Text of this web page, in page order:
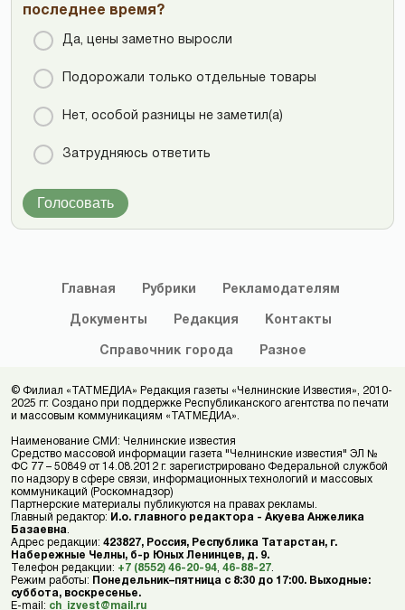
последнее время?
Да, цены заметно выросли
Подорожали только отдельные товары
Нет, особой разницы не заметил(а)
Затрудняюсь ответить
Голосовать
Главная Рубрики Рекламодателям
Документы Редакция Контакты
Справочник города Разное
© Филиал «ТАТМЕДИА» Редакция газеты «Челнинские Известия», 2010-
2025 гг. Создано при поддержке Республиканского агентства по печати
и массовым коммуникациям «ТАТМЕДИА».
Наименование СМИ: Челнинские известия
Средство массовой информации газета "Челнинские известия" ЭЛ №
ФС 77 – 50849 от 14.08.2012 г. зарегистрировано Федеральной службой
по надзору в сфере связи, информационных технологий и массовых
коммуникаций (Роскомнадзор)
Партнерские материалы публикуются на правах рекламы.
Главный редактор: И.о. главного редактора - Акуева Анжелика
Базаевна
Адрес редакции: 423827, Россия, Республика Татарстан, г.
Набережные Челны, б-р Юных Ленинцев, д. 9.
Телефон редакции: +7 (8552) 46-20-94 46-88-27
Режим работы: Понедельник–пятница с 8:30 до 17:00. Выходные:
суббота, воскресенье.
E-mail: ch_izvest@mail.ru